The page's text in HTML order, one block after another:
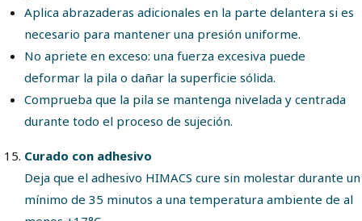
Aplica abrazaderas adicionales en la parte delantera si es
necesario para mantener una presión uniforme.
No apriete en exceso: una fuerza excesiva puede
deformar la pila o dañar la superficie sólida.
Comprueba que la pila se mantenga nivelada y centrada
durante todo el proceso de sujeción.
Curado con adhesivo
Deja que el adhesivo HIMACS cure sin molestar durante un
mínimo de 35 minutos a una temperatura ambiente de al